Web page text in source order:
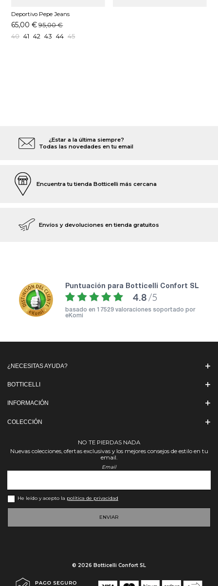
Deportivo Pepe Jeans
PMS400026 Blanco
65,00 € 95,00 €
40 41 42 43 44 45
¿Estar a la última siempre?
Todas las novedades en tu email
Encuentra tu tienda Botticelli más cercana
Envíos y devoluciones en tienda gratuitos
puntuación para Botticelli Confort SL
4.8 /5
basado en 17529 valoraciones soportado por
eKomi
¿NECESITAS AYUDA?
BOTTICELLI
INFORMACIÓN
COLECCIÓN
NO TE PIERDAS NADA
Nuevas colecciones, ofertas exclusivas y los mejores consejos de estilo en tu
email.
Email
He leído y acepto la política de privacidad
ENVIAR
© 2026 Botticelli Confort SL